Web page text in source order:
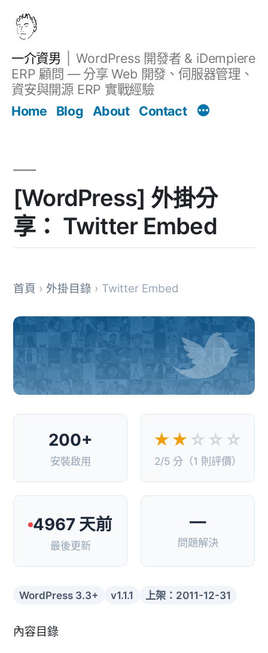
一介資男
WordPress 開發者 & iDempiere
ERP 顧問 — 分享 Web 開發、伺服器管理、
資安與開源 ERP 實戰經驗
Home
Blog About Contact
[WordPress] 外掛分
享： Twitter Embed
首頁 › 外掛目錄 › Twitter Embed
200+
安裝啟用
★★ ☆☆☆
2/5 分（1 則評價）
4967 天前
最後更新
—
問題解決
WordPress 3.3+ v1.1.1 上架：2011-12-31
內容目錄
文章 Filter